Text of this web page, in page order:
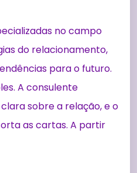
no campo
do relacionamento,
para o futuro.
A consulente
sobre a relação, e o
as cartas. A partir